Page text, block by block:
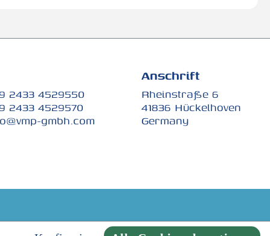
2433 4529550
2433 4529570
gmbh.com
Anschrift
Rheinstraße 6
41836 Hückelhoven
Germany